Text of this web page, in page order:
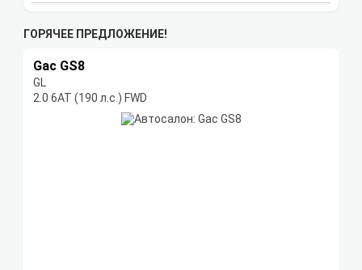
ГОРЯЧЕЕ ПРЕДЛОЖЕНИЕ!
Gac GS8
GL
2.0 6АТ (190 л.с.) FWD